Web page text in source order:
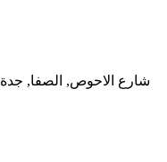
شارع الاحوص, الصفا, جدة 23456, المملكة العربية السعودية